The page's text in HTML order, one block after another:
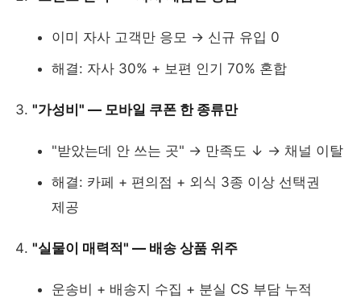
이미 자사 고객만 응모 → 신규 유입 0
해결: 자사 30% + 보편 인기 70% 혼합
"가성비" — 모바일 쿠폰 한 종류만
"받았는데 안 쓰는 곳" → 만족도 ↓ → 채널 이탈
해결: 카페 + 편의점 + 외식 3종 이상 선택권
제공
"실물이 매력적" — 배송 상품 위주
운송비 + 배송지 수집 + 분실 CS 부담 누적